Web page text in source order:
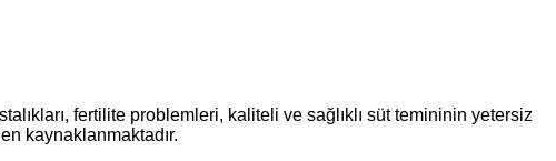
fertilite problemleri, kaliteli ve sağlıklı süt temininin yetersiz
kaynaklanmaktadır.